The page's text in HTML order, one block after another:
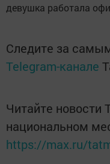
девушка работала
Следите за
Telegram-канале
Читайте новости
национальном
https://max.ru/